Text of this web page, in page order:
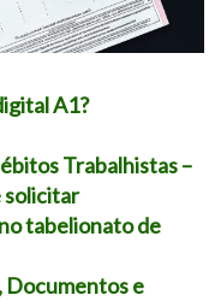
A1?
Trabalhistas –
solicitar
tabelionato de
Documentos e